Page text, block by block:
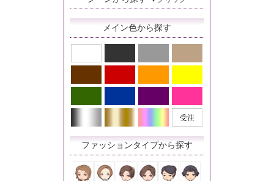
メイン色から探す
ファッションタイプから探す